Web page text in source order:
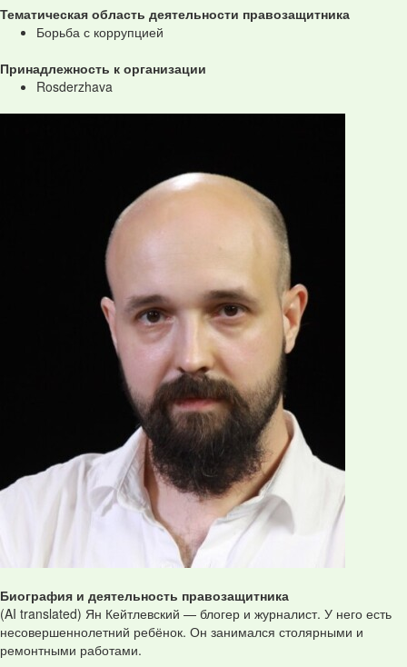
Тематическая область деятельности правозащитника
Борьба с коррупцией
Принадлежность к организации
Rosderzhava
Биография и деятельность правозащитника
(AI translated) Ян Кейтлевский — блогер и журналист. У него есть
несовершеннолетний ребёнок. Он занимался столярными и
ремонтными работами.